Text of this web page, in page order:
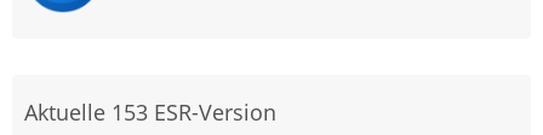
Aktuelle 153 ESR-Version